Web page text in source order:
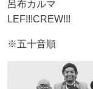
呂布カルマ
LEF!!!CREW!!!
※五十音順